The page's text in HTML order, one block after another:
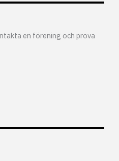
en förening och prova